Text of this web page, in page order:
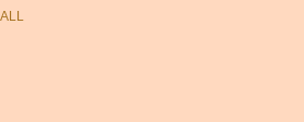
ALL